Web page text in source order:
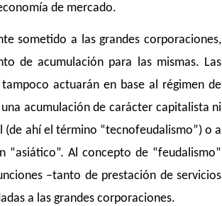
de mercado.
sometido a las grandes corporaciones,
de acumulación para las mismas. Las
actuarán en base al régimen de
acumulación de carácter capitalista ni
ahí el término “tecnofeudalismo”) o a
Al concepto de “feudalismo”
–tanto de prestación de servicios
a las grandes corporaciones.